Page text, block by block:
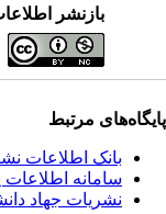
بازنشر
پایگاه‌های مرتبط
بانک اطلاعات
سامانه
نشریات جهاد